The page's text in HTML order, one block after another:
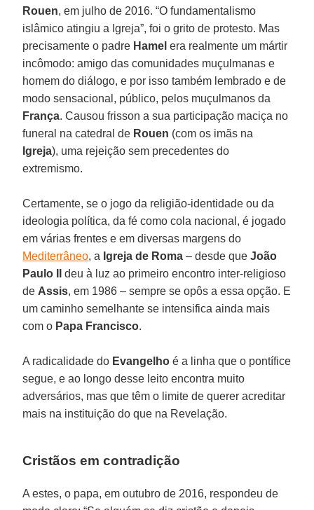
Rouen, em julho de 2016. “O fundamentalismo
islâmico atingiu a Igreja”, foi o grito de protesto. Mas
precisamente o padre Hamel era realmente um mártir
incômodo: amigo das comunidades muçulmanas e
homem do diálogo, e por isso também lembrado e de
modo sensacional, público, pelos muçulmanos da
França. Causou frisson a sua participação maciça no
funeral na catedral de Rouen (com os imãs na
Igreja), uma rejeição sem precedentes do
extremismo.
Certamente, se o jogo da religião-identidade ou da
ideologia política, da fé como cola nacional, é jogado
em várias frentes e em diversas margens do
Mediterrâneo, a Igreja de Roma – desde queJoão
Paulo II
deu à luz ao primeiro encontro inter-religioso
de Assis, em 1986 – sempre se opôs a essa opção. E
um caminho semelhante se intensifica ainda mais
com o Papa Francisco.
A radicalidade do Evangelho é a linha que o pontífice
segue, e ao longo desse leito encontra muito
adversários, mas que têm o limite de querer acreditar
mais na instituição do que na Revelação.
Cristãos em contradição
A estes, o papa, em outubro de 2016, respondeu de